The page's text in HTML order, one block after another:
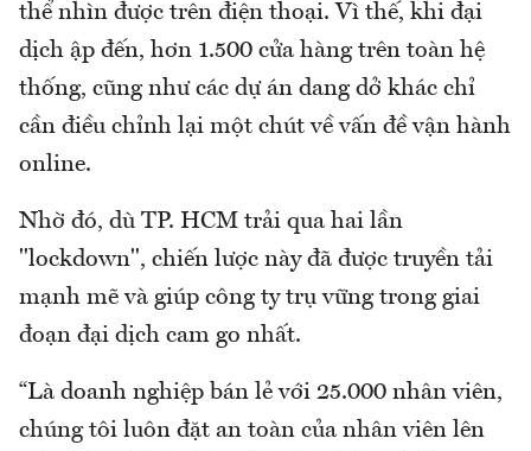
thể nhìn được trên điện thoại. Vì thế, khi đại
dịch ập đến, hơn 1.500 cửa hàng trên toàn hệ
thống, cũng như các dự án dang dở khác chỉ
cần điều chỉnh lại một chút về vấn đề vận hành
online.
Nhờ đó, dù TP. HCM trải qua hai lần
"lockdown", chiến lược này đã được truyền tải
mạnh mẽ và giúp công ty trụ vững trong giai
đoạn đại dịch cam go nhất.
“Là doanh nghiệp bán lẻ với 25.000 nhân viên,
chúng tôi luôn đặt an toàn của nhân viên lên